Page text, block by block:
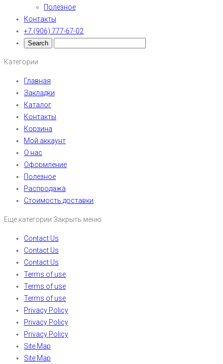
Полезное
Контакты
+7 (906) 777-67-02
Категории
Главная
Закладки
Каталог
Контакты
Корзина
Мой аккаунт
О нас
Оформление
Полезное
Распродажа
Стоимость доставки
Еще категории Закрыть меню
Contact Us
Contact Us
Contact Us
Terms of use
Terms of use
Terms of use
Privacy Policy
Privacy Policy
Privacy Policy
Site Map
Site Map